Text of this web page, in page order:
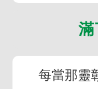
滿
每當那靈